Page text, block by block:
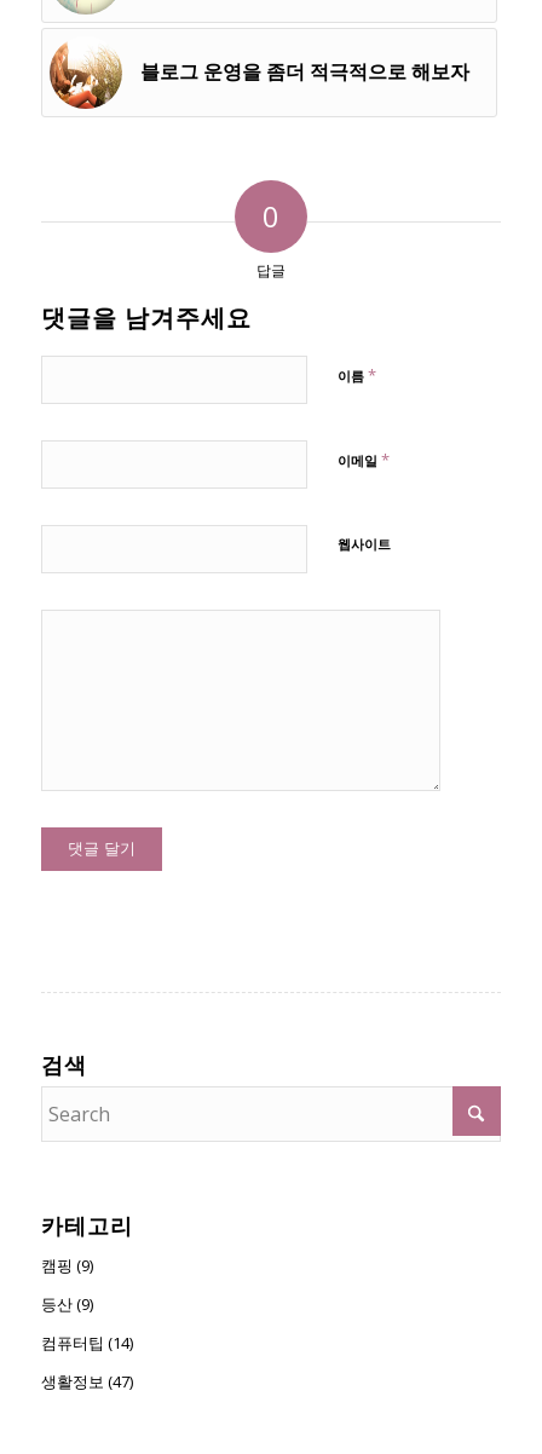
블로그 운영을 좀더 적극적으로 해보자
0
답글
댓글을 남겨주세요
이름 *
이메일 *
웹사이트
검색
카테고리
캠핑 (9)
등산 (9)
컴퓨터팁 (14)
생활정보 (47)